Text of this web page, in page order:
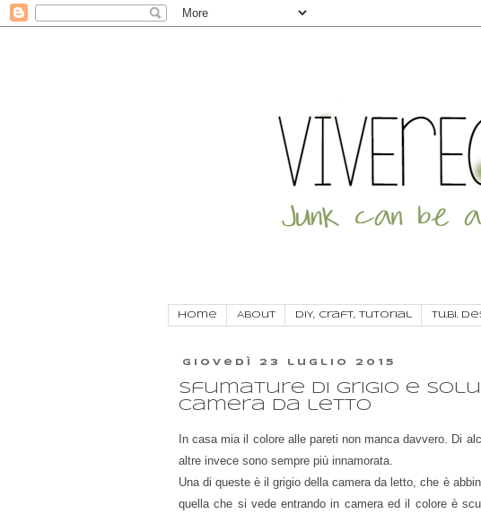
Home About DIY, craft, tutorial Tu.Bi.
giovedì 23 luglio 2015
Sfumature di grigio e
camera da letto
In casa mia il colore alle pareti non manca davvero. Di
altre invece sono sempre più innamorata.
Una di queste è il grigio della camera da letto, che è
quella che si vede entrando in camera ed il colore è